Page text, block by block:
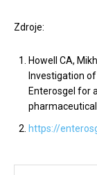
Zdroje:
Howell CA,
Investigation
Enterosgel for
pharmaceutical
https://